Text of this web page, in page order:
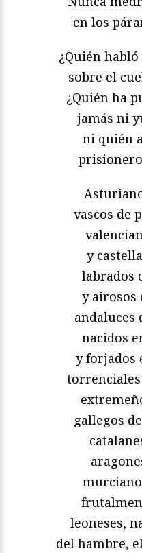
en los
¿Quién
sobre el
¿Quién ha
jamás ni
ni quién
vascos de
y
labrados
y airosos
andaluces
nacidos
y forjados
gallegos
leoneses,
del hambre,